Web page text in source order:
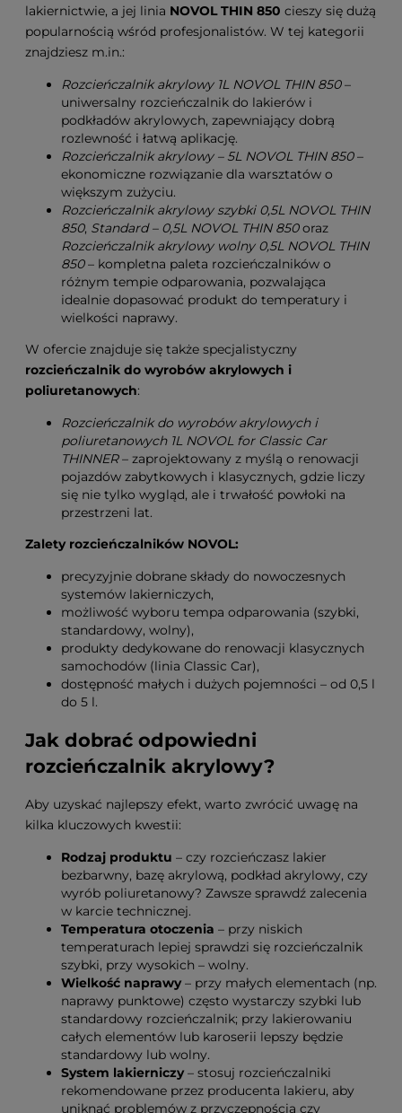
lakiernictwie, a jej linia NOVOL THIN 850 cieszy się dużą
popularnością wśród profesjonalistów. W tej kategorii
znajdziesz m.in.:
Rozcieńczalnik akrylowy 1L NOVOL THIN 850–
uniwersalny rozcieńczalnik do lakierów i
podkładów akrylowych, zapewniający dobrą
rozlewność i łatwą aplikację.
Rozcieńczalnik akrylowy – 5L NOVOL THIN 850–
ekonomiczne rozwiązanie dla warsztatów o
większym zużyciu.
Rozcieńczalnik akrylowy szybki 0,5L NOVOL THIN
850, Standard – 0,5L NOVOL THIN 850oraz
Rozcieńczalnik akrylowy wolny 0,5L NOVOL THIN
850– kompletna paleta rozcieńczalników o
różnym tempie odparowania, pozwalająca
idealnie dopasować produkt do temperatury i
wielkości naprawy.
W ofercie znajduje się także specjalistyczny
rozcieńczalnik do wyrobów akrylowych i
poliuretanowych:
Rozcieńczalnik do wyrobów akrylowych i
poliuretanowych 1L NOVOL for Classic Car
THINNER– zaprojektowany z myślą o renowacji
pojazdów zabytkowych i klasycznych, gdzie liczy
się nie tylko wygląd, ale i trwałość powłoki na
przestrzeni lat.
Zalety rozcieńczalników NOVOL:
precyzyjnie dobrane składy do nowoczesnych
systemów lakierniczych,
możliwość wyboru tempa odparowania (szybki,
standardowy, wolny),
produkty dedykowane do renowacji klasycznych
samochodów (linia Classic Car),
dostępność małych i dużych pojemności – od 0,5 l
do 5 l.
Jak dobrać odpowiedni
rozcieńczalnik akrylowy?
Aby uzyskać najlepszy efekt, warto zwrócić uwagę na
kilka kluczowych kwestii:
Rodzaj produktu – czy rozcieńczasz lakier
bezbarwny, bazę akrylową, podkład akrylowy, czy
wyrób poliuretanowy? Zawsze sprawdź zalecenia
w karcie technicznej.
Temperatura otoczenia – przy niskich
temperaturach lepiej sprawdzi się rozcieńczalnik
szybki, przy wysokich – wolny.
Wielkość naprawy– przy małych elementach (np.
naprawy punktowe) często wystarczy szybki lub
standardowy rozcieńczalnik; przy lakierowaniu
całych elementów lub karoserii lepszy będzie
standardowy lub wolny.
System lakierniczy– stosuj rozcieńczalniki
rekomendowane przez producenta lakieru, aby
uniknąć problemów z przyczepnością czy